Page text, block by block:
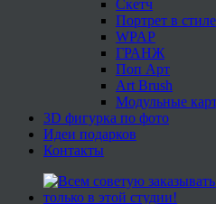
Скетч
Портрет в
WPAP
ГРАНЖ
Поп Арт
Art Brush
Модульные
3D фигурка по фото
Идеи подарков
Контакты